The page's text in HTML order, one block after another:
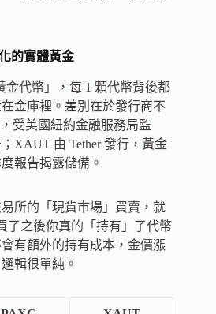
的實體黃金
代幣」，每 1 顆代幣背後都
金庫裡。差別在於發行商不
受美國紐約金融服務局監
XAUT 由 Tether 發行，黃金
報告揭露儲備。
所的「現貨市場」買賣，就
了之後你真的「持有」了代幣
有額外的持有成本，金價漲
輯很單純。